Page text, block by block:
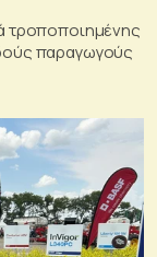
τροποποιημένης
παραγωγούς